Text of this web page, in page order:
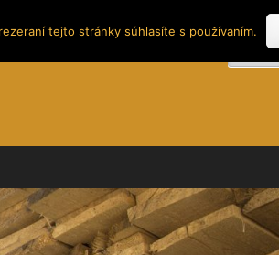
Search
for:
tejto stránky súhlasíte s používaním.